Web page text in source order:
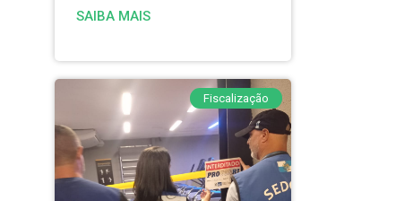
SAIBA MAIS
Fiscalização